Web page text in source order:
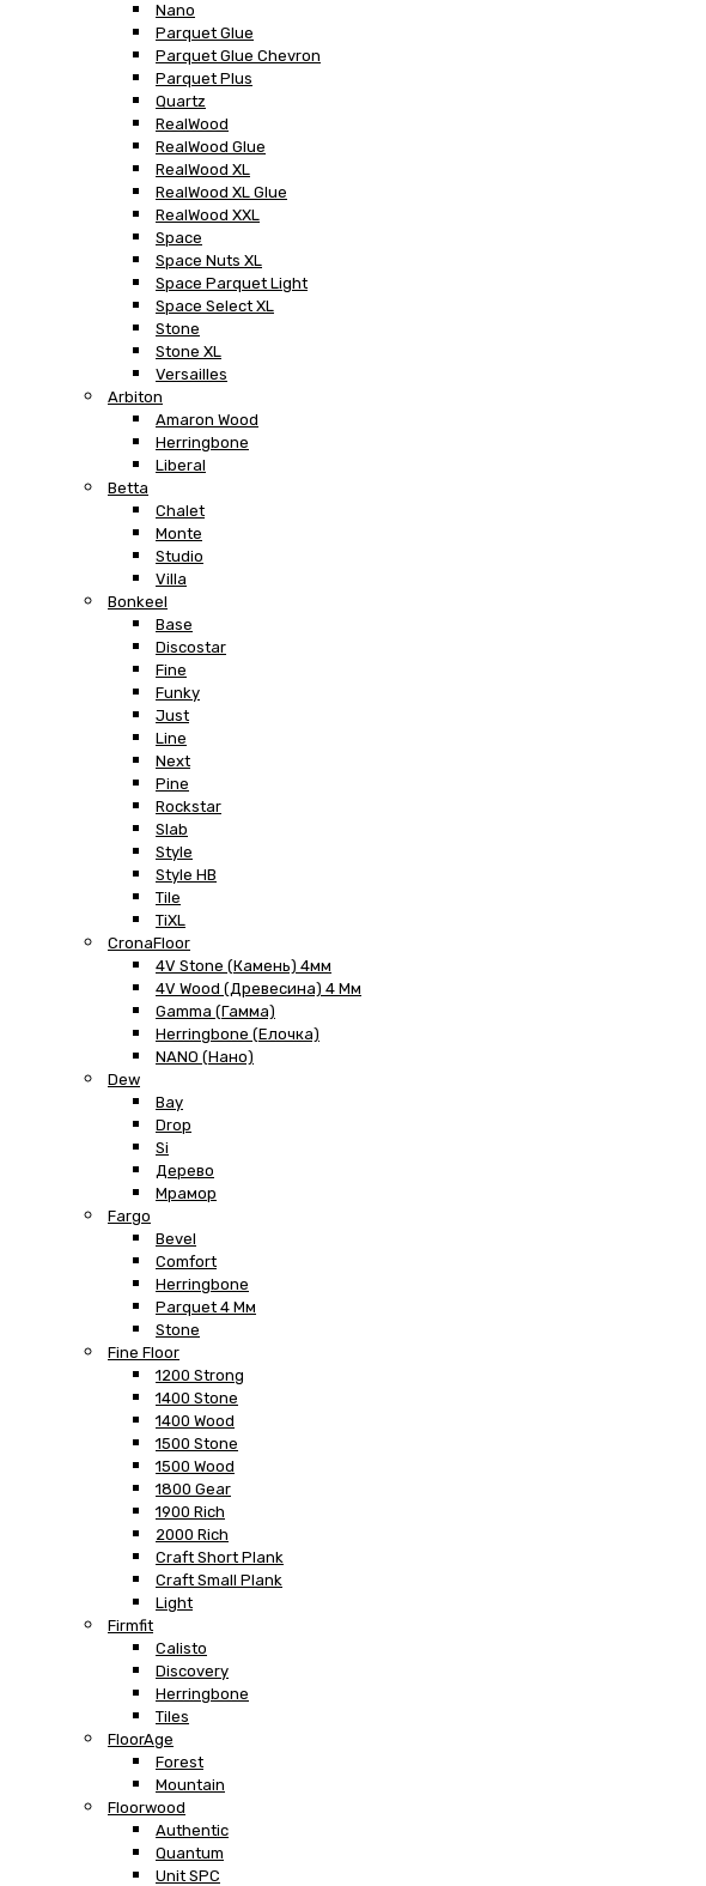
Nano
Parquet Glue
Parquet Glue Chevron
Parquet Plus
Quartz
RealWood
RealWood Glue
RealWood XL
RealWood XL Glue
RealWood XXL
Space
Space Nuts XL
Space Parquet Light
Space Select XL
Stone
Stone XL
Versailles
Arbiton
Amaron Wood
Herringbone
Liberal
Betta
Chalet
Monte
Studio
Villa
Bonkeel
Base
Discostar
Fine
Funky
Just
Line
Next
Pine
Rockstar
Slab
Style
Style HB
Tile
TiXL
CronaFloor
4V Stone (Камень) 4мм
4V Wood (Древесина) 4 Мм
Gamma (Гамма)
Herringbone (Елочка)
NANO (Нано)
Dew
Bay
Drop
Si
Дерево
Мрамор
Fargo
Bevel
Comfort
Herringbone
Parquet 4 Мм
Stone
Fine Floor
1200 Strong
1400 Stone
1400 Wood
1500 Stone
1500 Wood
1800 Gear
1900 Rich
2000 Rich
Craft Short Plank
Craft Small Plank
Light
Firmfit
Calisto
Discovery
Herringbone
Tiles
FloorAge
Forest
Mountain
Floorwood
Authentic
Quantum
Unit SPC